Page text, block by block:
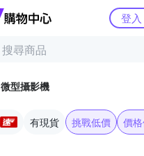
Yahoo購物中心登入
微型攝影機
有現貨 挑戰低價 價